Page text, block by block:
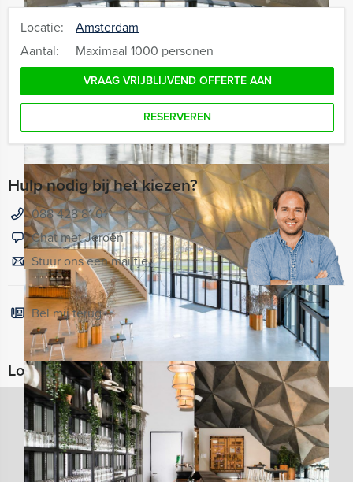
Locatie:
Amsterdam
Aantal:
Maximaal 1000 personen
VRAAG VRIJBLIJVEND OFFERTE AAN
RESERVEREN
Hulp nodig bij het kiezen?
088 428 81 01
Chat met Jeroen
Stuur ons een mailtje
Bel mij terug
Locaties in de buurt van Amsterdome